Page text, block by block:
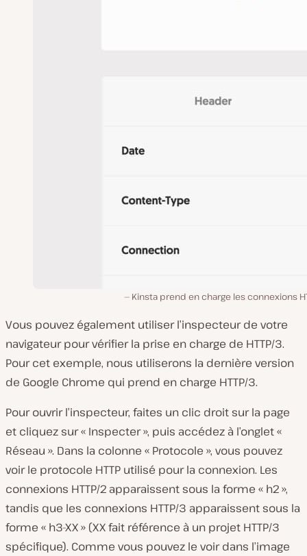
Kinsta prend en charge les connexions
Vous pouvez également utiliser l’inspecteur de votre
navigateur pour vérifier la prise en charge de HTTP/3.
Pour cet exemple, nous utiliserons la dernière version
de Google Chrome qui prend en charge HTTP/3.
Pour ouvrir l’inspecteur, faites un clic droit sur la page
et cliquez sur « Inspecter », puis accédez à l’onglet «
Réseau ». Dans la colonne « Protocole », vous pouvez
voir le protocole HTTP utilisé pour la connexion. Les
connexions HTTP/2 apparaissent sous la forme « h2 »,
tandis que les connexions HTTP/3 apparaissent sous la
forme « h3-XX » (XX fait référence à un projet HTTP/3
spécifique). Comme vous pouvez le voir dans l’image